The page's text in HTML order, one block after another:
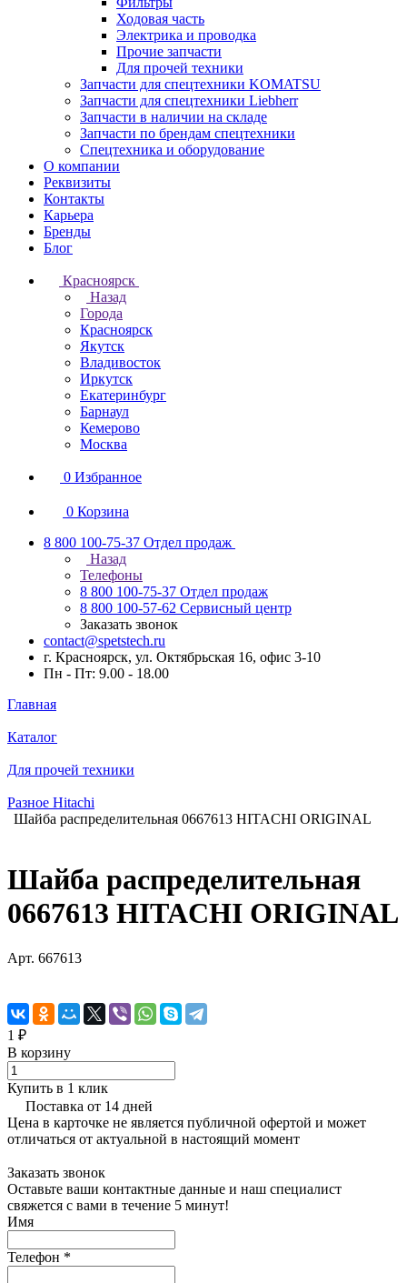
Ходовая часть
Электрика и проводка
Прочие запчасти
Для прочей техники
Запчасти для спецтехники KOMATSU
Запчасти для спецтехники Liebherr
Запчасти в наличии на складе
Запчасти по брендам спецтехники
Спецтехника и оборудование
О компании
Реквизиты
Контакты
Карьера
Бренды
Блог
Красноярск
Назад
Города
Красноярск
Якутск
Владивосток
Иркутск
Екатеринбург
Барнаул
Кемерово
Москва
0 Избранное
0 Корзина
8 800 100-75-37 Отдел продаж
Назад
Телефоны
8 800 100-75-37 Отдел продаж
8 800 100-57-62 Сервисный центр
Заказать звонок
contact@spetstech.ru
г. Красноярск, ул. Октябрьская 16, офис 3-10
Пн - Пт: 9.00 - 18.00
Главная
Каталог
Для прочей техники
Разное Hitachi
Шайба распределительная 0667613 HITACHI ORIGINAL
Шайба распределительная
0667613 HITACHI ORIGINAL
Арт. 667613
1 ₽
В корзину
Купить в 1 клик
Поставка от 14 дней
Цена в карточке не является публичной офертой и может
отличаться от актуальной в настоящий момент
Заказать звонок
Оставьте ваши контактные данные и наш специалист
свяжется с вами в течение 5 минут!
Имя
Телефон *